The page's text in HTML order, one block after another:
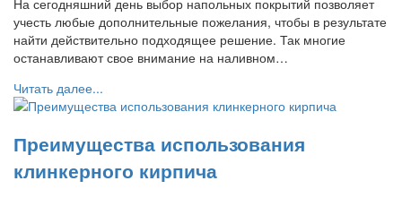
учесть любые дополнительные пожелания, чтобы в результате
найти действительно подходящее решение. Так многие
останавливают свое внимание на наливном…
Читать далее...
Преимущества использования
клинкерного кирпича